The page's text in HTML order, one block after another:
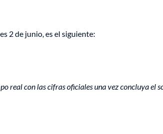
2 de junio, es el siguiente:
real con las cifras oficiales una vez concluya el